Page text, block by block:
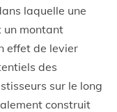
laquelle une
un montant
effet de levier
des
sur le long
construit